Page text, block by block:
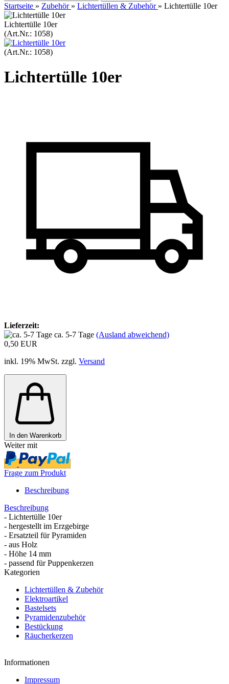
Startseite » Zubehör » Lichtertüllen & Zubehör » Lichtertülle 10er
Lichtertülle 10er
(Art.Nr.: 1058)
(Art.Nr.: 1058)
Lichtertülle 10er
Lieferzeit:
ca. 5-7 Tage (Ausland abweichend)
0,50 EUR
inkl. 19% MwSt. zzgl. Versand
In den Warenkorb
Weiter mit
Frage zum Produkt
Beschreibung
Beschreibung
- Lichtertülle 10er
- hergestellt im Erzgebirge
- Ersatzteil für Pyramiden
- aus Holz
- Höhe 14 mm
- passend für Puppenkerzen
Kategorien
Lichtertüllen & Zubehör
Elektroartikel
Bastelsets
Pyramidenzubehör
Bestückung
Räucherkerzen
Informationen
Impressum